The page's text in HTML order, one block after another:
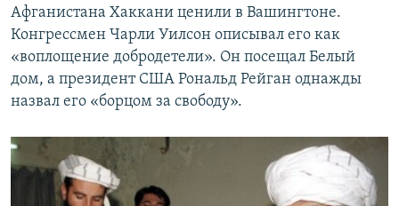
Афганистана Хаккани ценили в Вашингтоне.
Конгрессмен Чарли Уилсон описывал его как
«воплощение добродетели». Он посещал Белый
дом, а президент США Рональд Рейган однажды
назвал его «борцом за свободу».